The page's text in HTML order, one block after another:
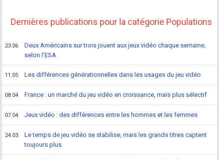
Dernières publications pour la catégorie Populations
23.06
Deux Américains sur trois jouent aux jeux vidéo chaque semaine,
selon l'ESA
11.05 Les différences générationnelles dans les usages du jeu vidéo
08.04 France : un marché du jeu vidéo en croissance, mais plus sélectif
07.04 Jeux vidéo : des différences entre les hommes et les femmes
24.03
Le temps de jeu vidéo se stabilise, mais les grands titres captent
toujours plus